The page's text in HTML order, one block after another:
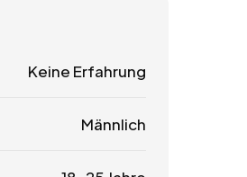
Keine Erfahrung
Männlich